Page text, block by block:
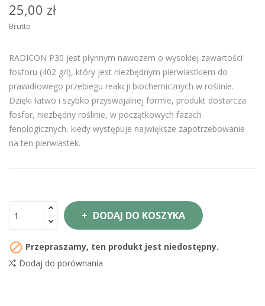
25,00 zł
Brutto
RADICON P30 jest płynnym nawozem o wysokiej zawartości
fosforu (402 g/l), który jest niezbędnym pierwiastkiem do
prawidłowego przebiegu reakcji biochemicznych w roślinie.
Dzięki łatwo i szybko przyswajalnej formie, produkt dostarcza
fosfor, niezbędny roślinie, w początkowych fazach
fenologicznych, kiedy występuje największe zapotrzebowanie
na ten pierwiastek.
DODAJ DO KOSZYKA
 Przepraszamy, ten produkt jest niedostępny.
Dodaj do porównania